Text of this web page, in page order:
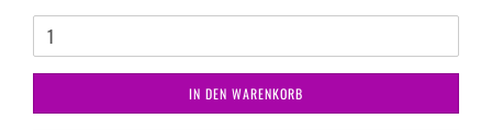
IN DEN WARENKORB